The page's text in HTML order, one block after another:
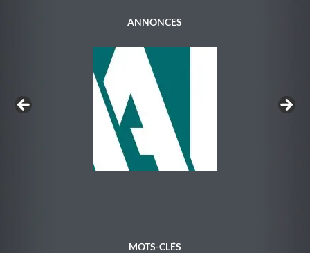
ANNONCES
Au Rythme de la Nage
MOTS-CLÉS